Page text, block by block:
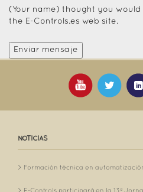
(Your name) thought you
the E-Controls.es web site.
NOTICIAS
Formación técnica en